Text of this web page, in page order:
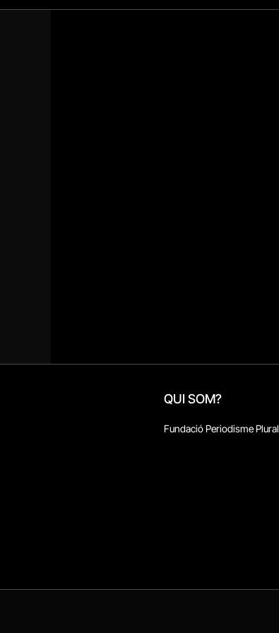
QUI SOM?
Fundació Periodisme Plural